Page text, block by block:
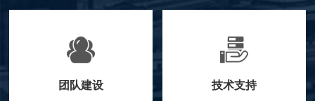
团队建设 技术支持